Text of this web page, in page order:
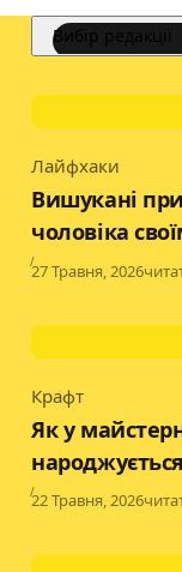
Вибір редакції
Category
Лайфхаки
Вишукані
чоловіка
Published
27 Травня, 2026
Category
Крафт
Як у
Published
22 Травня, 2026